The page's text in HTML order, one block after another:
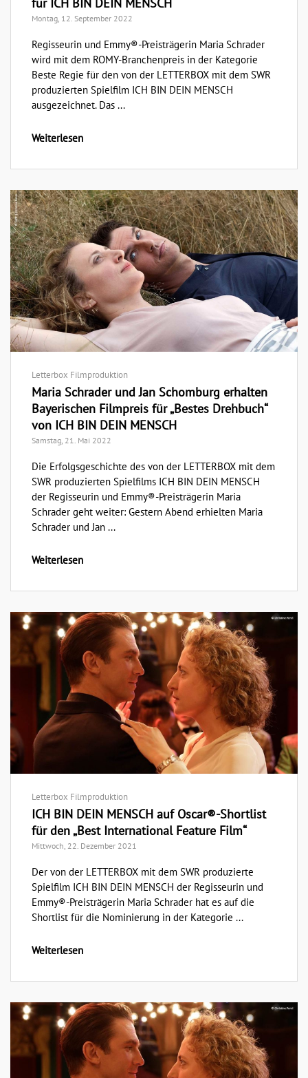
für ICH BIN DEIN MENSCH
Montag, 12. September 2022
Regisseurin und Emmy®-Preisträgerin Maria Schrader
wird mit dem ROMY-Branchenpreis in der Kategorie
Beste Regie für den von der LETTERBOX mit dem SWR
produzierten Spielfilm ICH BIN DEIN MENSCH
ausgezeichnet. Das ...
Weiterlesen
Letterbox Filmproduktion
Maria Schrader und Jan Schomburg erhalten
Bayerischen Filmpreis für „Bestes Drehbuch“
von ICH BIN DEIN MENSCH
Samstag, 21. Mai 2022
Die Erfolgsgeschichte des von der LETTERBOX mit dem
SWR produzierten Spielfilms ICH BIN DEIN MENSCH
der Regisseurin und Emmy®-Preisträgerin Maria
Schrader geht weiter: Gestern Abend erhielten Maria
Schrader und Jan ...
Weiterlesen
Letterbox Filmproduktion
ICH BIN DEIN MENSCH auf Oscar®-Shortlist
für den „Best International Feature Film“
Mittwoch, 22. Dezember 2021
Der von der LETTERBOX mit dem SWR produzierte
Spielfilm ICH BIN DEIN MENSCH der Regisseurin und
Emmy®-Preisträgerin Maria Schrader hat es auf die
Shortlist für die Nominierung in der Kategorie ...
Weiterlesen